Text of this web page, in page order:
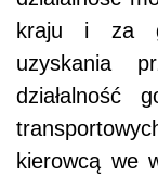
kraju i za
uzyskania
działalność
kierowcą we